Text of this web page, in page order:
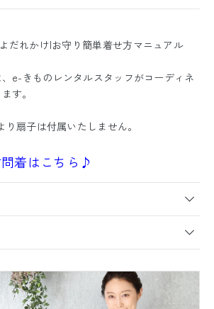
だれかけ|お守り簡単着せ方マニュアル
e-きものレンタルスタッフがコーディネ
す。
扇子は付属いたしません。
着はこちら♪